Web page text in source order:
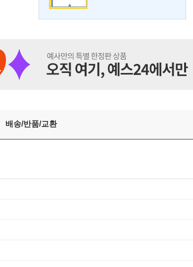
배송/반품/교환